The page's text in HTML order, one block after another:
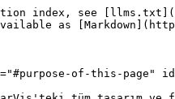
* Harita sağlayıcısını değiştirebilir veya özel görseller yükleyebilirsiniz
* 3B sahnede gezinebilir ve döndürebilirsiniz

{% hint style="info" %}
Bu sayfada, yaptığınız değişiklikler otomatik olarak kaydedilir.
{% endhint %}

{% embed url="<https://app.arcade.software/share/MSHbtxFt4DZQT1q5cmR6?language=tr>" %}

## Modlar <a href="#modes" id="modes"></a>

Çatı geometrisini görüntülemek, çizmek ve değiştirmek için kullanılan mevcut etkileşim modlarını açıklar.

### Görüntüleme Modu <a href="#view-mode" id="view-mode"></a>

Görüntüleme Modu, çatı modelini **incelemek** için kullanılır ve geometrisinde değişiklik yapılmaz.

Görüntüleme Modu'nda şunları yapabilirsiniz:

* Sahneyi döndürebilir, kaydırabilir ve yakınlaştırabilirsiniz
* Bina yüksekliğine erişebilir ve inceleyebilirsiniz
* Eğim, azimut ve alan bilgisi gibi teknik özellikleri incelemek için çatı yüzeylerini seçebilirsiniz
* Çatıyı düzenlemek veya taşımak ve yüzeyleri düzleştirmek için binayı seçebilirsiniz
* Geometri değişikliği gerektiğinde tekrar Çizim Modu'na geçebilirsiniz

Bu mod, kalite kontrolleri ve doğrulama için önerilir.

### Çizim Modu <a href="#draw-mode" id="draw-mode"></a>

Çizim Modu, **2B çatı sınırını oluşturmak ve düzenlemek** için kullanılır.

#### Sınırın Çizilmesi

* Köşe noktası eklemek için tıklayın
* Kenarları tanımlamak için tıklamaya devam edin
* Çokgeni kapatarak sınırı tamamlayın
* Turuncu kılavuzlar dik ve paralel hizalamayı gösterir
* Köşe